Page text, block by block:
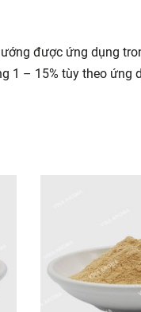
được ứng dụng
1 – 15% tùy theo